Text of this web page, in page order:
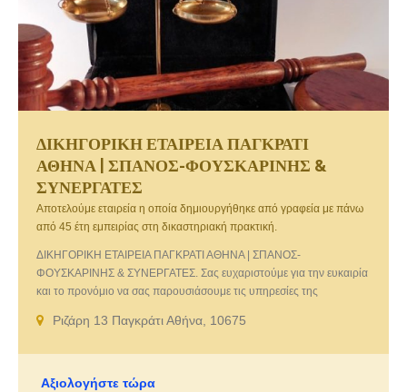
ΔΙΚΗΓΟΡΙΚΗ ΕΤΑΙΡΕΙΑ ΠΑΓΚΡΑΤΙ
ΑΘΗΝΑ | ΣΠΑΝΟΣ-ΦΟΥΣΚΑΡΙΝΗΣ &
ΣΥΝΕΡΓΑΤΕΣ
Αποτελούμε εταιρεία η οποία δημιουργήθηκε από γραφεία με πάνω
από 45 έτη εμπειρίας στη δικαστηριακή πρακτική.
ΔΙΚΗΓΟΡΙΚΗ ΕΤΑΙΡΕΙΑ ΠΑΓΚΡΑΤΙ ΑΘΗΝΑ | ΣΠΑΝΟΣ-
ΦΟΥΣΚΑΡΙΝΗΣ & ΣΥΝΕΡΓΑΤΕΣ. Σας ευχαριστούμε για την ευκαιρία
και το προνόμιο να σας παρουσιάσουμε τις υπηρεσίες της
αναγνωρισμένες Δικηγορικές Εταιρείες.Αποτελούμε εταιρεία η οποία
υπηρεσιών σε ιδιώτες, επιχειρήσεις και άλλους οργανισμούς, σε ένα
Ριζάρη 13 Παγκράτι Αθήνα, 10675
Αξιολογήστε τώρα